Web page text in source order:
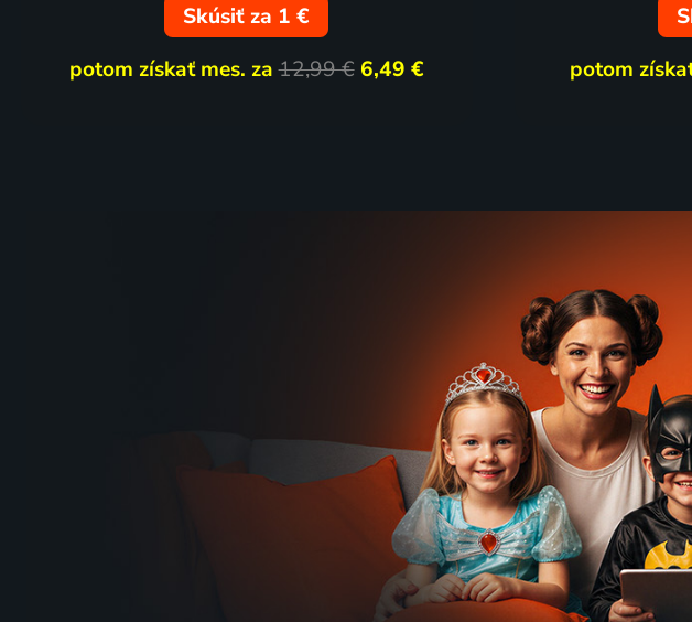
Skúsiť za 1 €
potom získať mes. za12,99 € 6,49 €
potom